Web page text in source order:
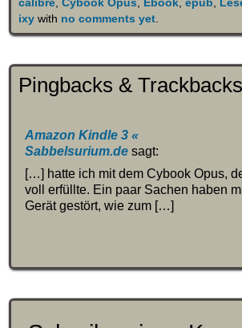
ixywith no comments yet.
Pingbacks & Trackbacks
Amazon Kindle 3 «
Sabbelsurium.de sagt:
[…] hatte ich mit dem Cybook Opus,
voll erfüllte. Ein paar Sachen haben
Gerät gestört, wie zum […]